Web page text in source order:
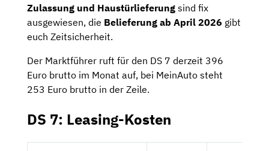
Zulassung und Haustürlieferung sind fix
ausgewiesen, die Belieferung ab April 2026 gibt
euch Zeitsicherheit.
Der Marktführer ruft für den DS 7 derzeit 396
Euro brutto im Monat auf, bei MeinAuto steht
253 Euro brutto in der Zeile.
DS 7: Leasing-Kosten